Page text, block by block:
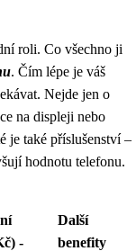
roli. Co všechno ji
. Čím lépe je váš
Nejde jen o
na displeji nebo
je také příslušenství –
hodnotu telefonu.
-
Další
benefity